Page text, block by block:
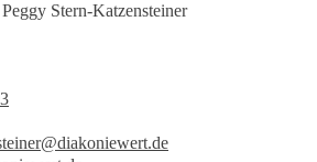
Stern-Katzensteiner